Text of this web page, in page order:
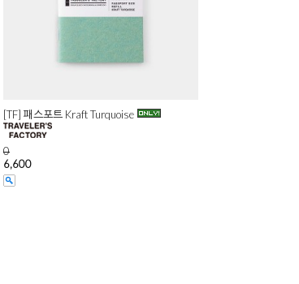
[TF] 패스포트 Kraft Turquoise
0
6,600